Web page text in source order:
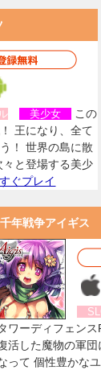
美少女
この
王になり、全て
！ 世界の島に散
と登場する美少
ぐプレイ
年戦争アイギス
ワーディフェン
活した魔物の軍
って 個性豊かな